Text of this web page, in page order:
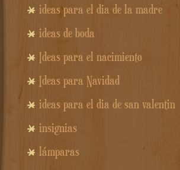
ideas para el dia de la madre
ideas de boda
Ideas para el nacimiento
Ideas para Navidad
ideas para el dia de san valentin
insignias
lámparas